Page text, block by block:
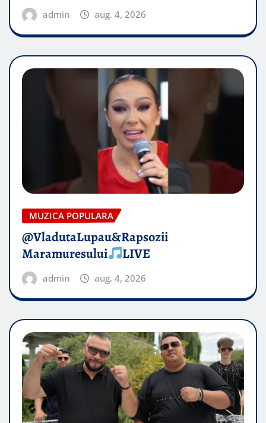
admin aug. 4, 2026
MUZICA POPULARA
@VladutaLupau&Rapsozii
Maramuresului
LIVE
admin aug. 4, 2026